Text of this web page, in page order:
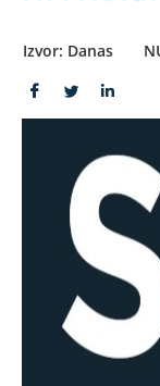
Izvor: Danas